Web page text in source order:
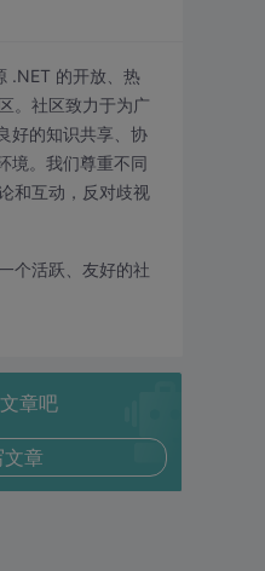
.NET 的开放、热
。社区致力于为广
好的知识共享、协
境。我们尊重不同
和互动，反对歧视
个活跃、友好的社
章吧
章